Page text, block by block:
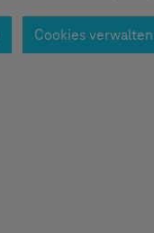
Cookies verwalten